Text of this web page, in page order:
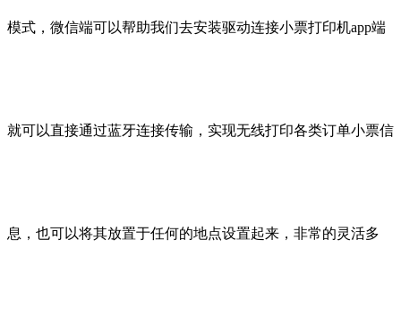
模式，微信端可以帮助我们去安装驱动连接小票打印机app端
就可以直接通过蓝牙连接传输，实现无线打印各类订单小票信
息，也可以将其放置于任何的地点设置起来，非常的灵活多